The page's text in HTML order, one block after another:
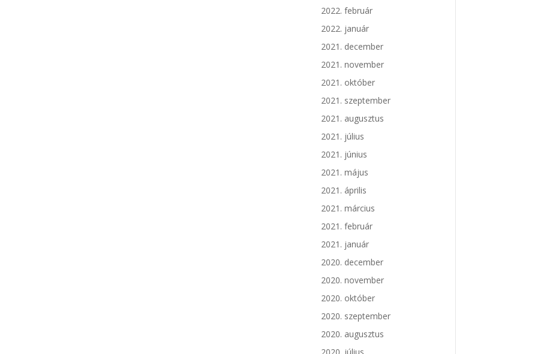
2022. február
2022. január
2021. december
2021. november
2021. október
2021. szeptember
2021. augusztus
2021. július
2021. június
2021. május
2021. április
2021. március
2021. február
2021. január
2020. december
2020. november
2020. október
2020. szeptember
2020. augusztus